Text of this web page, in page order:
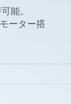
能。
ーター搭